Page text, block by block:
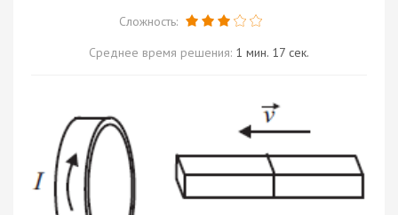
Сложность:
Среднее время решения: 1 мин. 17 сек.